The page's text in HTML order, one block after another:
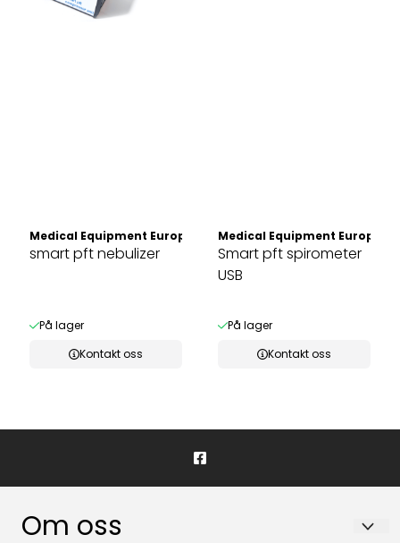
Medical Equipment Europe
smart pft nebulizer
På lager
Kontakt oss
Medical Equipment Europe
Smart pft spirometer
USB
På lager
Kontakt oss
Om oss